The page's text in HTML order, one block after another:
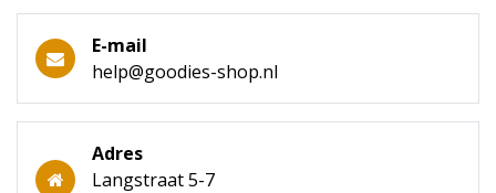
E-mail
help@goodies-shop.nl
Adres
Langstraat 5-7